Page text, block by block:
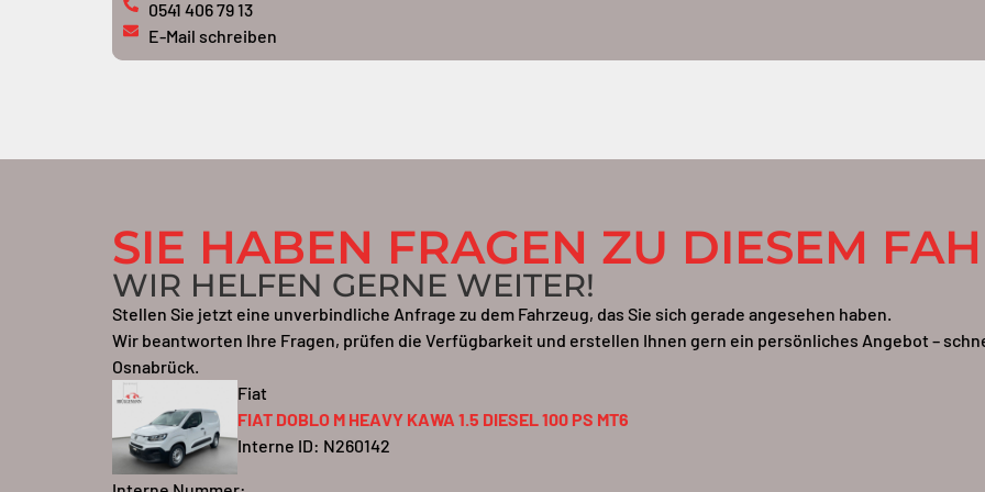
0541 406 79 13
E-Mail schreiben
SIE HABEN FRAGEN ZU DIESEM
WIR HELFEN GERNE WEITER!
Stellen Sie jetzt eine unverbindliche Anfrage zu dem Fahrzeug, das Sie sich gerade angesehen haben.
Wir beantworten Ihre Fragen, prüfen die Verfügbarkeit und erstellen Ihnen gern ein persönliches Angebot –
Osnabrück.
Fiat
FIAT DOBLO M HEAVY KAWA 1.5 DIESEL 100 PS MT6
Interne ID: N260142